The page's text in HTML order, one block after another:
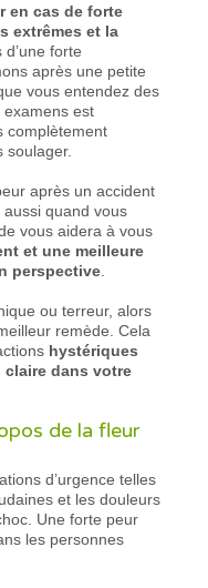
en cas de forte
extrêmes et la
d’une forte
après une petite
vous entendez des
examens est
complètement
soulager.
après un accident
quand vous
vous aidera à vous
et une meilleure
perspective
ou terreur, alors
remède. Cela
hystériques
claire dans votre
de la fleur
d’urgence telles
et les douleurs
Une forte peur
les personnes